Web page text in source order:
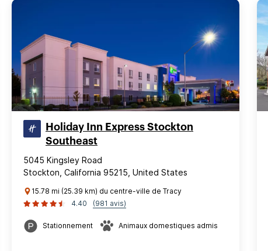
Holiday Inn Express Stockton
Southeast
5045 Kingsley Road
Stockton, California 95215, United States
15.78 mi (25.39 km) du centre-ville de Tracy
4.40
(981 avis)
Stationnement Animaux domestiques admis